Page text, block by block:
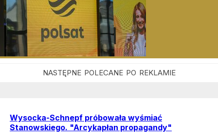
Wysocka-Schnepf próbowała wyśmiać
Stanowskiego. "Arcykapłan propagandy"